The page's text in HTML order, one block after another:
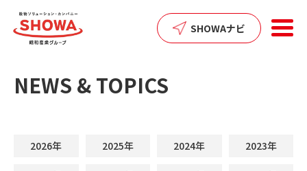
SHOWAナビ
NEWS & TOPICS
2026年 2025年 2024年 2023年